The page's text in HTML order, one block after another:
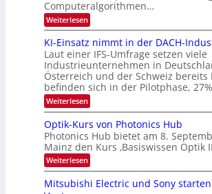
tm
e
l
d
e
t
s
t
a
r
k
e
W
a
c
h
s
u
Computeralgorithmen…
Weiterlesen:
8
9
.
W
E
-
H
e
r
a
e
u
s
-
S
e
KI-Einsatz nimmt in der DACH-
Laut einer IFS-Umfrage setzen viele
Industrieunternehmen in
Österreich und der Schweiz bereits
befinden sich in der Pilotphase,
Weiterlesen:
K
-
E
i
n
s
a
t
Optik-Kurs von Photonics Hub
Photonics Hub bietet am 8.
Mainz den Kurs ‚Basiswissen Optik
Weiterlesen:
O
p
t
Mitsubishi Electric und Sony